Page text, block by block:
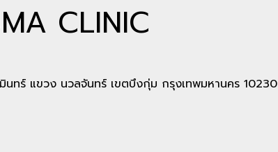
CLINIC
ทร์ แขวง นวลจันทร์ เขตบึงกุ่ม กรุงเทพมหานคร 10230